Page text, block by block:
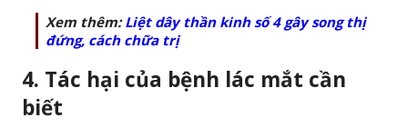
Xem thêm:Liệt dây thần kinh số 4 gây song thị
đứng, cách chữa trị
4. Tác hại của bệnh lác mắt cần
biết